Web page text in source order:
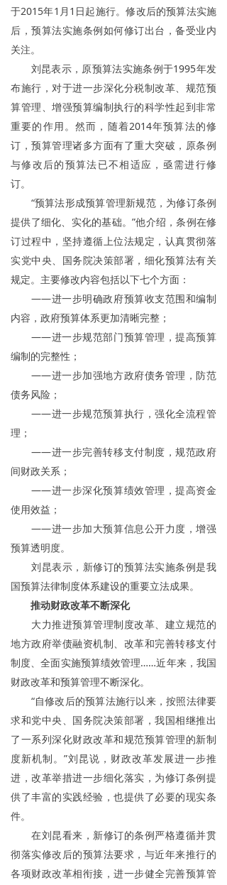
于2015年1月1日起施行。修改后的预算法实施
后，预算法实施条例如何修订出台，备受业内
关注。
刘昆表示，原预算法实施条例于1995年发
布施行，对于进一步深化分税制改革、规范预
算管理、增强预算编制执行的科学性起到非常
重要的作用。然而，随着2014年预算法的修
订，预算管理诸多方面有了重大突破，原条例
与修改后的预算法已不相适应，亟需进行修
订。
“预算法形成预算管理新规范，为修订条例
提供了细化、实化的基础。”他介绍，条例在修
订过程中，坚持遵循上位法规定，认真贯彻落
实党中央、国务院决策部署，细化预算法有关
规定。主要修改内容包括以下七个方面：
——进一步明确政府预算收支范围和编制
内容，政府预算体系更加清晰完整；
——进一步规范部门预算管理，提高预算
编制的完整性；
——进一步加强地方政府债务管理，防范
债务风险；
——进一步规范预算执行，强化全流程管
理；
——进一步完善转移支付制度，规范政府
间财政关系；
——进一步深化预算绩效管理，提高资金
使用效益；
——进一步加大预算信息公开力度，增强
预算透明度。
刘昆表示，新修订的预算法实施条例是我
国预算法律制度体系建设的重要立法成果。
推动财政改革不断深化
大力推进预算管理制度改革、建立规范的
地方政府举债融资机制、改革和完善转移支付
制度、全面实施预算绩效管理……近年来，我国
财政改革和预算管理不断深化。
“自修改后的预算法施行以来，按照法律要
求和党中央、国务院决策部署，我国相继推出
了一系列深化财政改革和规范预算管理的新制
度新机制。”刘昆说，财政改革发展进一步推
进，改革举措进一步细化落实，为修订条例提
供了丰富的实践经验，也提供了必要的现实条
件。
在刘昆看来，新修订的条例严格遵循并贯
彻落实修改后的预算法要求，与近年来推行的
各项财政改革相衔接，进一步健全完善预算管